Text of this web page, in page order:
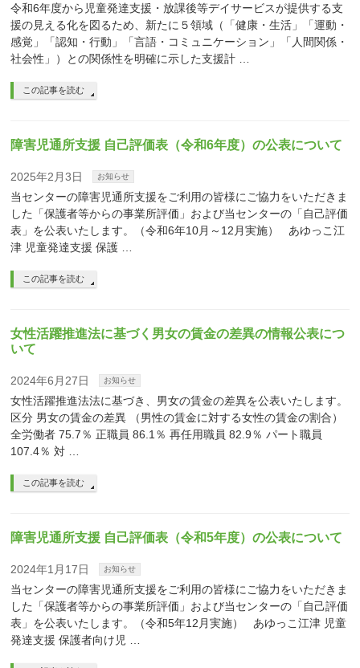
令和6年度から児童発達支援・放課後等デイサービスが提供する支
援の見える化を図るため、新たに５領域（「健康・生活」「運動・
感覚」「認知・行動」「言語・コミュニケーション」「人間関係・
社会性」）との関係性を明確に示した支援計 …
この記事を読む
障害児通所支援 自己評価表（令和6年度）の公表について
2025年2月3日 お知らせ
当センターの障害児通所支援をご利用の皆様にご協力をいただきま
した「保護者等からの事業所評価」および当センターの「自己評価
表」を公表いたします。（令和6年10月～12月実施） あゆっこ江
津 児童発達支援 保護 …
この記事を読む
女性活躍推進法に基づく男女の賃金の差異の情報公表につ
いて
2024年6月27日 お知らせ
女性活躍推進法法に基づき、男女の賃金の差異を公表いたします。
区分 男女の賃金の差異 （男性の賃金に対する女性の賃金の割合）
全労働者 75.7％ 正職員 86.1％ 再任用職員 82.9％ パート職員
107.4％ 対 …
この記事を読む
障害児通所支援 自己評価表（令和5年度）の公表について
2024年1月17日 お知らせ
当センターの障害児通所支援をご利用の皆様にご協力をいただきま
した「保護者等からの事業所評価」および当センターの「自己評価
表」を公表いたします。（令和5年12月実施） あゆっこ江津 児童
発達支援 保護者向け児 …